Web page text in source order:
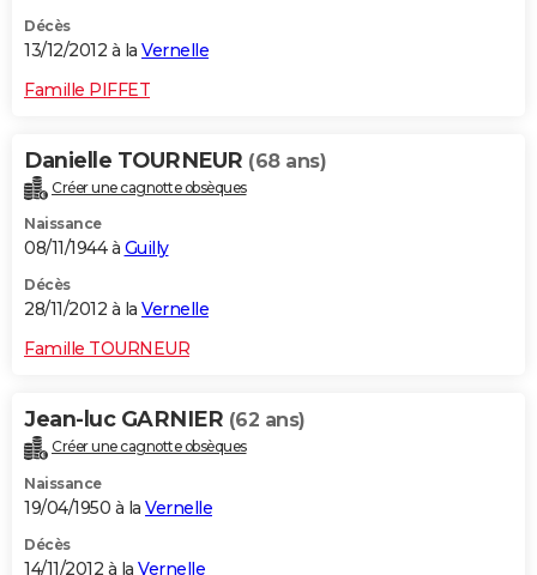
Décès
13/12/2012 à la Vernelle
Famille PIFFET
Danielle TOURNEUR (68 ans)
Créer une cagnotte obsèques
Naissance
08/11/1944 à Guilly
Décès
28/11/2012 à la Vernelle
Famille TOURNEUR
Jean-luc GARNIER (62 ans)
Créer une cagnotte obsèques
Naissance
19/04/1950 à la Vernelle
Décès
14/11/2012 à la Vernelle